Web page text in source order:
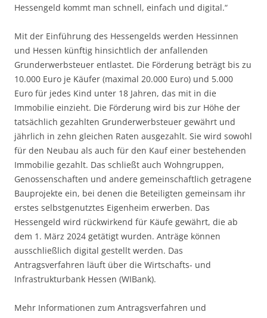
Hessengeld kommt man schnell, einfach und digital.“
Mit der Einführung des Hessengelds werden Hessinnen
und Hessen künftig hinsichtlich der anfallenden
Grunderwerbsteuer entlastet. Die Förderung beträgt bis zu
10.000 Euro je Käufer (maximal 20.000 Euro) und 5.000
Euro für jedes Kind unter 18 Jahren, das mit in die
Immobilie einzieht. Die Förderung wird bis zur Höhe der
tatsächlich gezahlten Grunderwerbsteuer gewährt und
jährlich in zehn gleichen Raten ausgezahlt. Sie wird sowohl
für den Neubau als auch für den Kauf einer bestehenden
Immobilie gezahlt. Das schließt auch Wohngruppen,
Genossenschaften und andere gemeinschaftlich getragene
Bauprojekte ein, bei denen die Beteiligten gemeinsam ihr
erstes selbstgenutztes Eigenheim erwerben. Das
Hessengeld wird rückwirkend für Käufe gewährt, die ab
dem 1. März 2024 getätigt wurden. Anträge können
ausschließlich digital gestellt werden. Das
Antragsverfahren läuft über die Wirtschafts- und
Infrastrukturbank Hessen (WIBank).
Mehr Informationen zum Antragsverfahren und